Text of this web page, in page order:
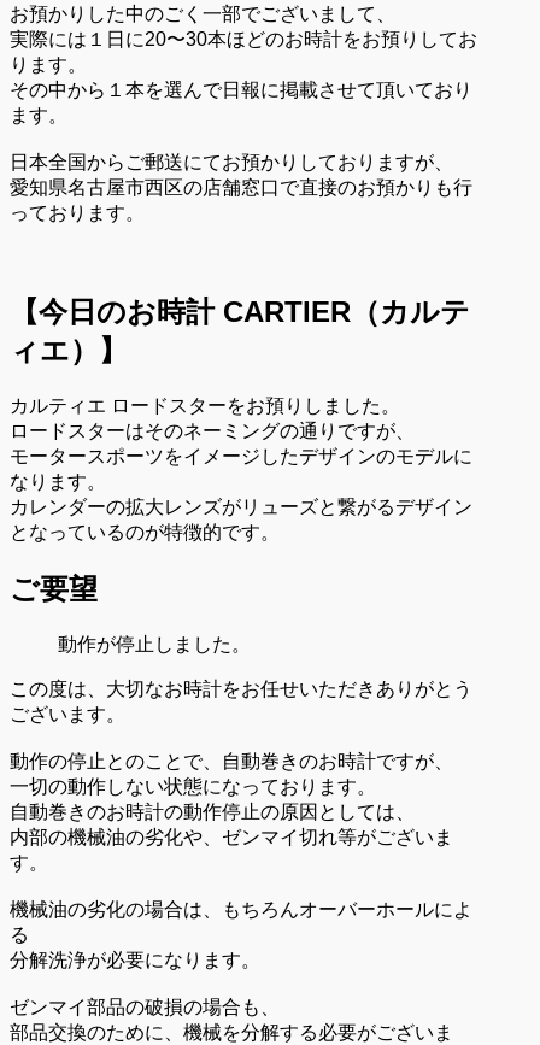
お預かりした中のごく一部でございまして、
実際には１日に20〜30本ほどのお時計をお預りしてお
ります。
その中から１本を選んで日報に掲載させて頂いており
ます。
日本全国からご郵送にてお預かりしておりますが、
愛知県名古屋市西区の店舗窓口で直接のお預かりも行
っております。
【今日のお時計 CARTIER（カルテ
ィエ）
】
カルティエ ロードスターをお預りしました。
ロードスターはそのネーミングの通りですが、
モータースポーツをイメージしたデザインのモデルに
なります。
カレンダーの拡大レンズがリューズと繋がるデザイン
となっているのが特徴的です。
ご要望
動作が停止しました。
この度は、大切なお時計をお任せいただきありがとう
ございます。
動作の停止とのことで、自動巻きのお時計ですが、
一切の動作しない状態になっております。
自動巻きのお時計の動作停止の原因としては、
内部の機械油の劣化や、ゼンマイ切れ等がございま
す。
機械油の劣化の場合は、もちろんオーバーホールによ
る
分解洗浄が必要になります。
ゼンマイ部品の破損の場合も、
部品交換のために、機械を分解する必要がございま